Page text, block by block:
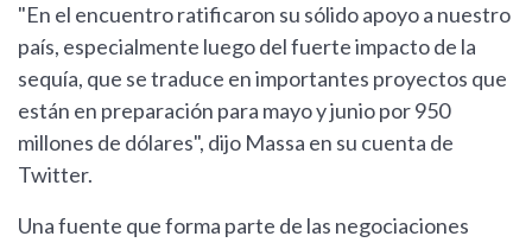
"En el encuentro ratificaron su sólido apoyo a nuestro
país, especialmente luego del fuerte impacto de la
sequía, que se traduce en importantes proyectos que
están en preparación para mayo y junio por 950
millones de dólares", dijo Massa en su cuenta de
Twitter.
Una fuente que forma parte de las negociaciones